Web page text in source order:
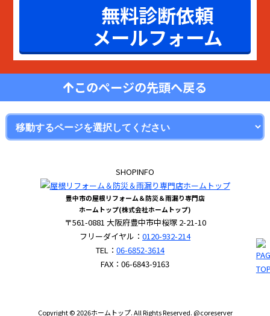
無料診断依頼
メールフォーム
このページの先頭へ戻る
SHOPINFO
豊中市の屋根リフォーム＆防災＆雨漏り専門店
ホームトップ(株式会社ホームトップ)
〒561-0881 大阪府豊中市中桜塚 2-21-10
フリーダイヤル： 0120-932-214
TEL： 06-6852-3614
FAX：06-6843-9163
Copyright © 2026ホームトップ. All Rights Reserved. @coreserver